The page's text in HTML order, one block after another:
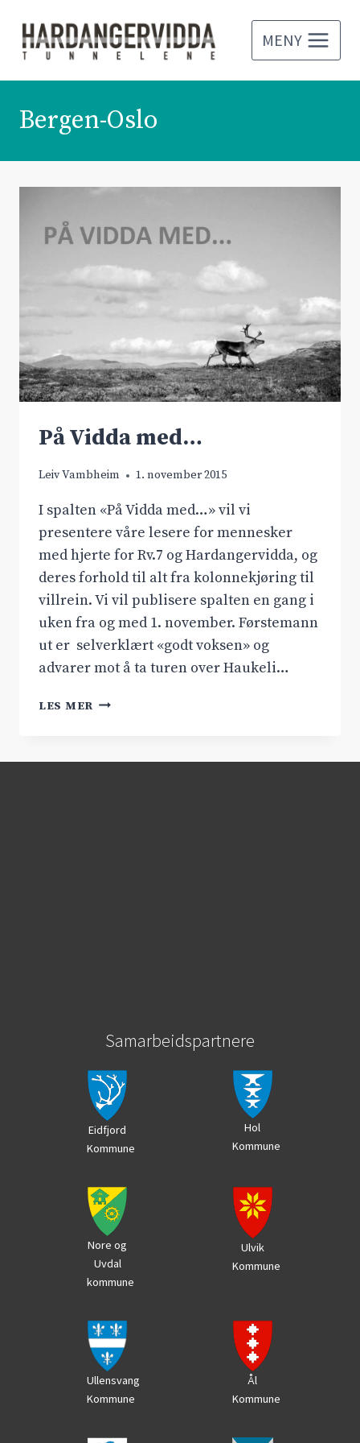
content
MENY
Bergen-Oslo
På Vidda med…
Leiv Vambheim 1. november 2015
I spalten «På Vidda med…» vil vi
presentere våre lesere for mennesker
med hjerte for Rv.7 og Hardangervidda, og
deres forhold til alt fra kolonnekjøring til
villrein. Vi vil publisere spalten en gang i
uken fra og med 1. november. Førstemann
ut er selverklært «godt voksen» og
advarer mot å ta turen over Haukeli…
LES MER PÅ
Samarbeidspartnere
Eidfjord
Kommune
Hol
Kommune
Nore og
Uvdal
kommune
Ulvik
Kommune
Ullensvang
Kommune
Ål
Kommune